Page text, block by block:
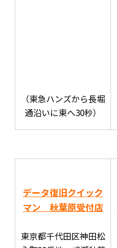
（東急ハンズから長堀
通沿いに東へ30秒）
データ復旧クイック
マン 秋葉原受付店
東京都千代田区神田松